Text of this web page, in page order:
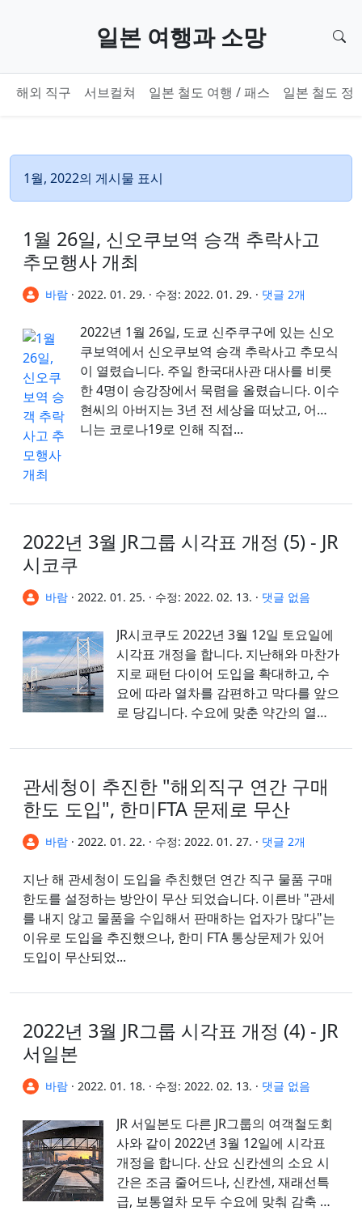
일본 여행과 소망
해외 직구 서브컬쳐 일본 철도 여행 / 패스 일본 철도 정
1월, 2022의 게시물 표시
1월 26일, 신오쿠보역 승객 추락사고
추모행사 개최
바람 · 2022. 01. 29. · 수정: 2022. 01. 29. · 댓글 2개
2022년 1월 26일, 도쿄 신주쿠구에 있는 신오
쿠보역에서 신오쿠보역 승객 추락사고 추모식
이 열렸습니다. 주일 한국대사관 대사를 비롯
한 4명이 승강장에서 묵렴을 올렸습니다. 이수
현씨의 아버지는 3년 전 세상을 떠났고, 어머
니는 코로나19로 인해 직접...
2022년 3월 JR그룹 시각표 개정 (5) - JR
시코쿠
바람 · 2022. 01. 25. · 수정: 2022. 02. 13. · 댓글 없음
JR시코쿠도 2022년 3월 12일 토요일에
시각표 개정을 합니다. 지난해와 마찬가
지로 패턴 다이어 도입을 확대하고, 수
요에 따라 열차를 감편하고 막다를 앞으
로 당깁니다. 수요에 맞춘 약간의 열차
코쿠를 이어주는...
관세청이 추진한 "해외직구 연간 구매
한도 도입", 한미FTA 문제로 무산
바람 · 2022. 01. 22. · 수정: 2022. 01. 27. · 댓글 2개
지난 해 관세청이 도입을 추친했던 연간 직구 물품 구매
한도를 설정하는 방안이 무산 되었습니다. 이른바 "관세
를 내지 않고 물품을 수입해서 판매하는 업자가 많다"는
이유로 도입을 추진했으나, 한미 FTA 통상문제가 있어
도입이 무산되었...
2022년 3월 JR그룹 시각표 개정 (4) - JR
서일본
바람 · 2022. 01. 18. · 수정: 2022. 02. 13. · 댓글 없음
JR 서일본도 다른 JR그룹의 여객철도회
사와 같이 2022년 3월 12일에 시각표
개정을 합니다. 산요 신칸센의 소요 시
간은 조금 줄어드나, 신칸센, 재래선특
급, 보통열차 모두 수요에 맞춰 감축 운